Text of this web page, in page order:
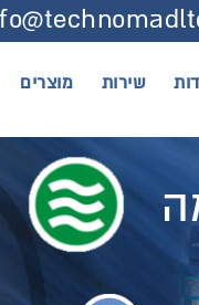
שירות מוצרים